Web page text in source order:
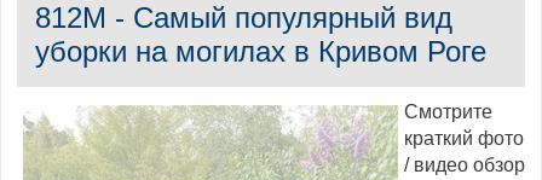
812M - Самый популярный вид
уборки на могилах в Кривом Роге
Смотрите
краткий фото
/ видео обзор